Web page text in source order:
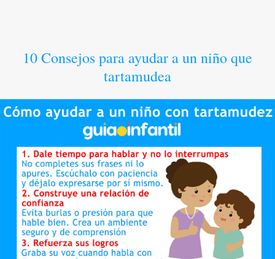
10 Consejos para ayudar a un niño que
tartamudea